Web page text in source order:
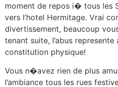
moment de repos i� tous les
vers l’hotel Hermitage. Vrai
divertissement, beaucoup
tenant suite, l’abus
constitution physique!
Vous n�avez rien de plus
l’ambiance tous les rues